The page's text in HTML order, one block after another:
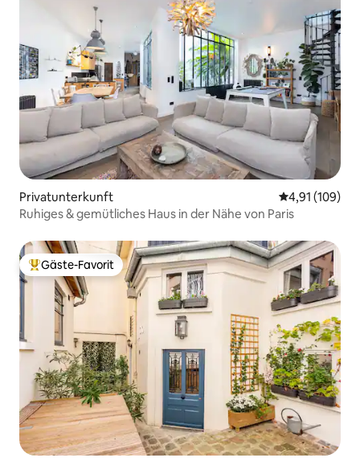
Privatunterkunft
4,91 (109)
Ruhiges & gemütliches Haus in der Nähe von Paris
Beliebter Gäste-Favorit.
Gäste-Favorit